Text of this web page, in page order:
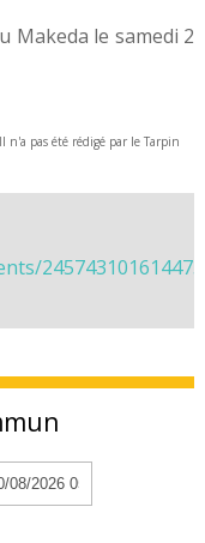
Makeda le samedi 2
pas été rédigé par le Tarpin